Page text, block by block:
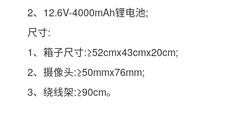
2、12.6V-4000mAh锂电池;
尺寸:
1、箱子尺寸:≥52cmx43cmx20cm;
2、摄像头:≥50mmx76mm;
3、绕线架:≥90cm。